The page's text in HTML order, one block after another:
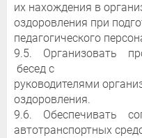
их нахождения в
оздоровления при
педагогического
9.5. Организовать
бесед с
руководителями
оздоровления.
9.6. Обеспечивать
автотранспортных